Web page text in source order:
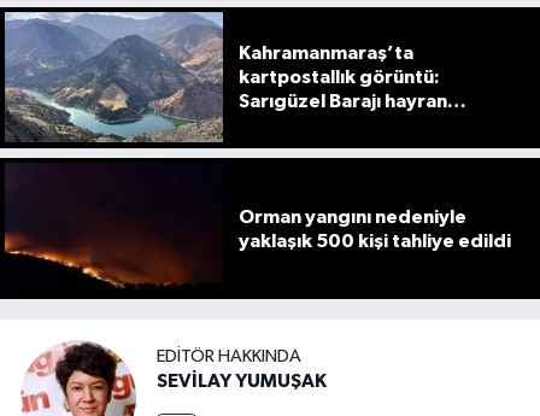
Kahramanmaraş’ta
kartpostallık görüntü:
Sarıgüzel Barajı hayran
Orman yangını nedeniyle
yaklaşık 500 kişi tahliye edildi
EDITÖR HAKKINDA
SEVİLAY YUMUŞAK